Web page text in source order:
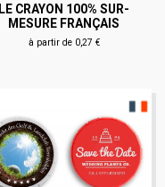
LE CRAYON 100% SUR-
MESURE FRANÇAIS
à partir de 0,27 €